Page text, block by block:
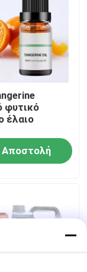
φυτικό
έλαιο
Αποστολή